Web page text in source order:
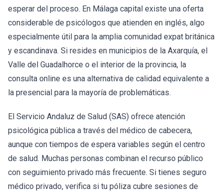
esperar del proceso. En Málaga capital existe una oferta
considerable de psicólogos que atienden en inglés, algo
especialmente útil para la amplia comunidad expat británica
y escandinava. Si resides en municipios de la Axarquía, el
Valle del Guadalhorce o el interior de la provincia, la
consulta online es una alternativa de calidad equivalente a
la presencial para la mayoría de problemáticas.
El Servicio Andaluz de Salud (SAS) ofrece atención
psicológica pública a través del médico de cabecera,
aunque con tiempos de espera variables según el centro
de salud. Muchas personas combinan el recurso público
con seguimiento privado más frecuente. Si tienes seguro
médico privado, verifica si tu póliza cubre sesiones de